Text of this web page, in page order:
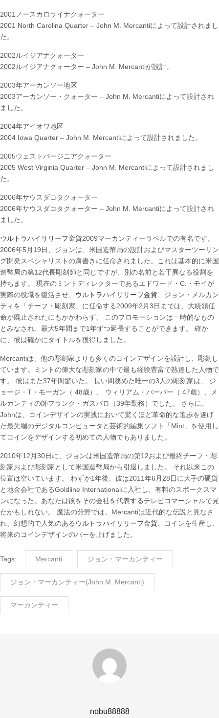
2001ノースカロライナクォーター
2001 North Carolina Quarter – John M. Mercantiによって設計されまし
た。
2002ルイジアナクォーター
2002ルイジアナクォーター – John M. Mercantiが設計。
2003年アーカンソー地区
2003アーカンソー・クォーター – John M. Mercantiによって設計され
ました。
2004年アイオワ地区
2004 Iowa Quarter – John M. Mercantiによって設計されました。
2005ウェストバージニアクォーター
2005 West Virginia Quarter – John M. Mercantiによって設計されまし
た。
2006年サウスダコタクォーター
2006年サウスダコタクォーター – John M. Mercantiによって設計され
ました。
ウルトラハイリリーフ金貨2009マーカンティーラベルでの有名です。
2006年5月19日、ジョンは、米国造幣局の設計およびマスターツーリン
グ開発スペシャリストの肩書きに任命されました。これは基本的に米国
造幣局の第12代長彫刻師と同じですが、別の名前と若干異なる役割を
持ちます。 現在のミントディレクターであるエドワード・C.・モイが
実際の役職を復活させ、 ウルトラハイリリーフ金貨 、ジョン・メルカン
ティを「チーフ・彫刻家」に任命する2009年2月3日までは、大統領任
命が廃止されたにもかかわらず、 このプロモーションは一時的なもの
とみなされ、最大5年間まで1年ずつ延長することができます。 確か
に、彼は確かにタイトルを獲得しました。
Mercantiは、他の彫刻家よりも多くのコインデザインを設計し、彫刻し
ています。ミントの偉大な彫刻家の中で最も経験豊富で熟達した人物で
す。 彼はまた37年間驚いた。 長い間務めた唯一の3人の彫刻家は、 ジ
ョージ・T・モーガン（ 48歳）、 ウィリアム・バーバー（ 47歳）、メ
ルカンティの師フランク・ガスパロ（39年勤務）でした。 さらに、
Johnは、コインデザインの実践において驚くほど革命的な進歩を遂げ
た最先端のデジタルコンピュータと芸術的編集ソフト「Mint」を使用し
てコインをデザインする初めての人物でもありました。
2010年12月30日に、ジョンは米国造幣局の第12および最終チーフ・彫
刻家および彫刻家として米国造幣局から引退しました。 それ以来この
位置は空いています。 わずか1年後、彼は2011年6月28日に大手の硬貨
と地金会社であるGoldline Internationalに入社し、有料のスポークスマ
ンになった。あなたは彼をその会社を代表するテレビコマーシャルで見
たかもしれない。 魔法の分野では、Mercantiは近代的な伝説と見なさ
れ、幻想的で人気のあるウルトラハイリリーフ金貨 、コインを生産し、
将来のコインデザインのバーを上げました。
Tags: Mercanti ジョン・マーカンティー
ジョン・マーカンティー(John M. Mercanti)
マーカンティー
nobu88888